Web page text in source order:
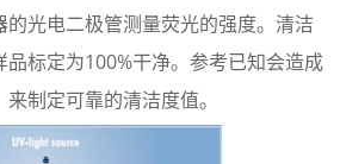
光电二极管测量荧光的强度。清洁
标定为100%干净。参考已知会造成
制定可靠的清洁度值。